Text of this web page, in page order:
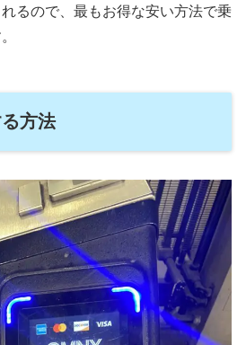
るので、最もお得な安い方法で乗
方法